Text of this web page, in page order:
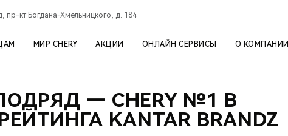
пр-кт Богдана-Хмельницкого, д. 184
МИР CHERY АКЦИИ ОНЛАЙН СЕРВИСЫ О КОМПАНИИ
— CHERY №1 В
KANTAR BRANDZ